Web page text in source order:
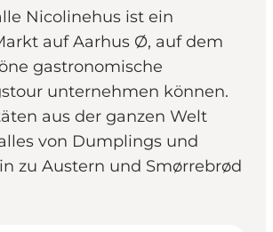
Nicolinehus ist ein
auf Aarhus Ø, auf dem
gastronomische
unternehmen können.
aus der ganzen Welt
von Dumplings und
zu Austern und Smørrebrød